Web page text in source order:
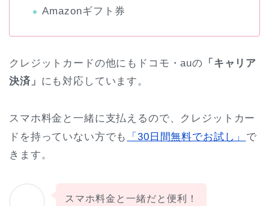
Amazonギフト券
クレジットカードの他にもドコモ・auの 「キャリア
決済」 にも対応しています。
スマホ料金と一緒に支払えるので、クレジットカー
ドを持っていない方でも
「30日間無料でお試し」 で
きます。
スマホ料金と一緒だと便利！